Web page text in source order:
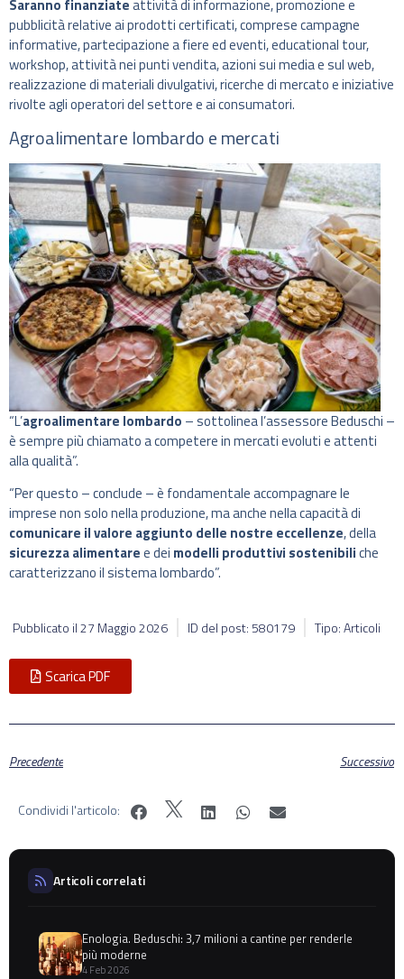
Saranno finanziateattività di informazione, promozione e
pubblicità relative ai prodotti certificati, comprese campagne
informative, partecipazione a fiere ed eventi, educational tour,
workshop, attività nei punti vendita, azioni sui media e sul web,
realizzazione di materiali divulgativi, ricerche di mercato e iniziative
rivolte agli operatori del settore e ai consumatori.
Agroalimentare lombardo e mercati
“L’agroalimentare lombardo – sottolinea l’assessore Beduschi –
è sempre più chiamato a competere in mercati evoluti e attenti
alla qualità”.
“Per questo – conclude – è fondamentale accompagnare le
imprese non solo nella produzione, ma anche nella capacità di
comunicare il valore aggiunto delle nostre eccellenze, della
sicurezza alimentaree dei modelli produttivi sostenibiliche
caratterizzano il sistema lombardo”.
Pubblicato il27 Maggio 2026 ID del post: 580179 Tipo: Articoli
Scarica PDF
Precedente Successivo
Condividi l'articolo:
Articoli correlati
Enologia. Beduschi: 3,7 milioni a cantine per renderle
più moderne
4 Feb 2026